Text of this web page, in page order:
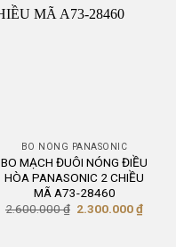
BO NÓNG PANASONIC
BO MẠCH ĐUÔI NÓNG ĐIỀU
HÒA PANASONIC 2 CHIỀU
MÃ A73-28460
2.600.000₫ Giá
2.300.000₫Giá